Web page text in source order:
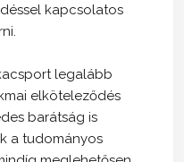
kapcsolatos
legalább
elköteleződés
barátság is
a tudományos